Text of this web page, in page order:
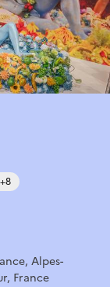
+8
Alpes-
France